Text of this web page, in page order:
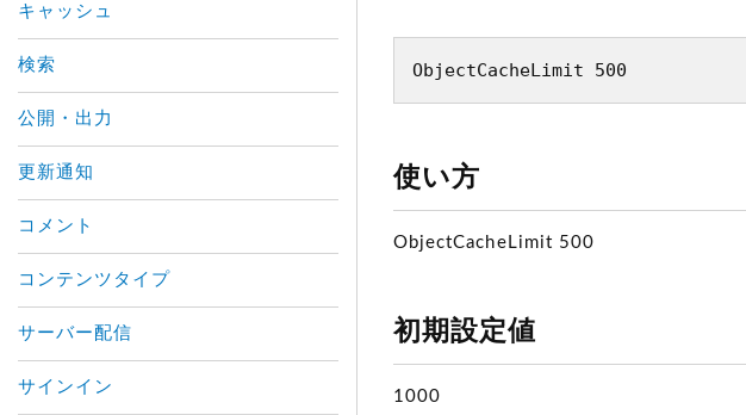
ObjectCacheLimit 500
使い方
ObjectCacheLimit 500
初期設定値
1000
キャッシュ
検索
公開・出力
更新通知
コメント
コンテンツタイプ
サーバー配信
サインイン